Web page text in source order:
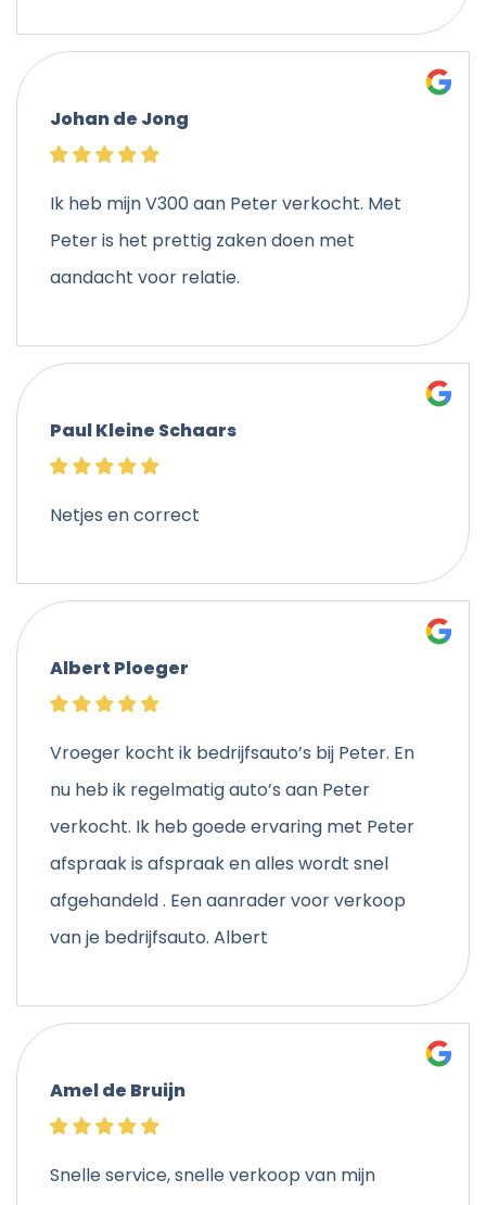
Johan de Jong
Ik heb mijn V300 aan Peter verkocht. Met
Peter is het prettig zaken doen met
aandacht voor relatie.
Paul Kleine Schaars
Netjes en correct
Albert Ploeger
Vroeger kocht ik bedrijfsauto’s bij Peter. En
nu heb ik regelmatig auto’s aan Peter
verkocht. Ik heb goede ervaring met Peter
afspraak is afspraak en alles wordt snel
afgehandeld . Een aanrader voor verkoop
van je bedrijfsauto. Albert
Amel de Bruijn
Snelle service, snelle verkoop van mijn